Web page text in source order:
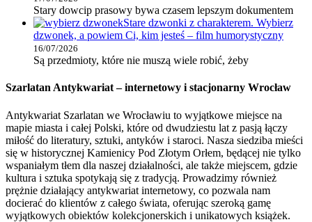
Stary dowcip prasowy bywa czasem lepszym dokumentem
Stare dzwonki z charakterem. Wybierz
dzwonek, a powiem Ci, kim jesteś – film humorystyczny
16/07/2026
Są przedmioty, które nie muszą wiele robić, żeby
Szarlatan Antykwariat – internetowy i stacjonarny Wrocław
Antykwariat Szarlatan we Wrocławiu to wyjątkowe miejsce na
mapie miasta i całej Polski, które od dwudziestu lat z pasją łączy
miłość do literatury, sztuki, antyków i staroci. Nasza siedziba mieści
się w historycznej Kamienicy Pod Złotym Orłem, będącej nie tylko
wspaniałym tłem dla naszej działalności, ale także miejscem, gdzie
kultura i sztuka spotykają się z tradycją. Prowadzimy również
prężnie działający antykwariat internetowy, co pozwala nam
docierać do klientów z całego świata, oferując szeroką gamę
wyjątkowych obiektów kolekcjonerskich i unikatowych książek.